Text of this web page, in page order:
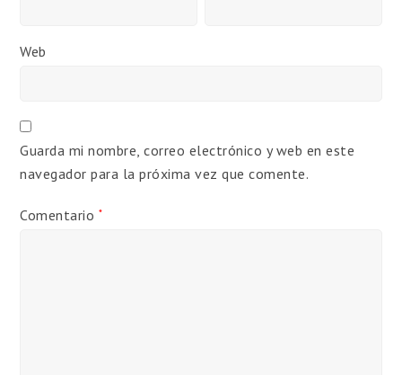
Web
Guarda mi nombre, correo electrónico y web en este
navegador para la próxima vez que comente.
Comentario *